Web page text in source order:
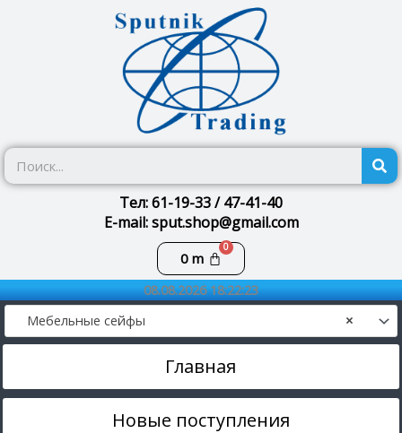
Тел: 61-19-33 / 47-41-40
E-mail: sput.shop@gmail.com
0m
Корзина
08.08.2026 18:22:23
×
Мебельные сейфы
Главная
Новые поступления